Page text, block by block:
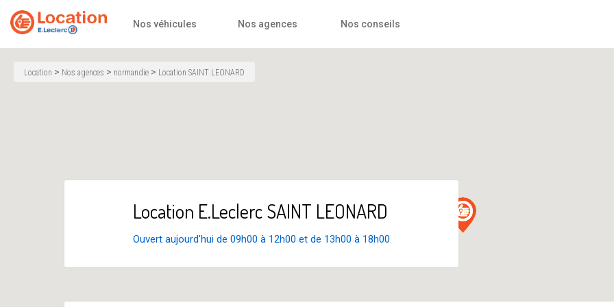
Accueil
Nos véhicules Nos agences Nos conseils
Location > Nos agences > normandie > Location SAINT LEONARD
Location E.Leclerc SAINT LEONARD
Ouvert aujourd'hui de 09h00 à 12h00 et de 13h00 à 18h00